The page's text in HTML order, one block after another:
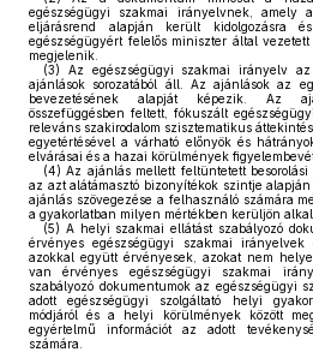
egészségügyi szakmai irányelvnek, amely
eljárásrend alapján került kidolgozásra
egészségügyért felelős miniszter által
megjelenik.
(3) Az egészségügyi szakmai irányelv
ajánlások sorozatából áll. Az ajánlások az
bevezetésének alapját képezik. Az
összefüggésben feltett, fókuszált
releváns szakirodalom szisztematikus
egyetértésével a várható előnyök és
elvárásai és a hazai körülmények
(4) Az ajánlás mellett feltüntetett
az azt alátámasztó bizonyítékok szintje
ajánlás szövegezése a felhasználó számára
a gyakorlatban milyen mértékben kerüljön
(5) A helyi szakmai ellátást szabályozó
érvényes egészségügyi szakmai irányelvek
azokkal együtt érvényesek, azokat nem
van érvényes egészségügyi szakmai
szabályozó dokumentumok az egészségügyi
adott egészségügyi szolgáltató helyi
módjáról és a helyi körülmények között
egyértelmű információt az adott
számára.